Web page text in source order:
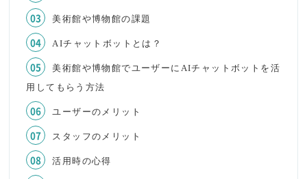
美術館や博物館の課題
AIチャットボットとは？
美術館や博物館でユーザーにAIチャットボットを活
用してもらう方法
ユーザーのメリット
スタッフのメリット
活用時の心得